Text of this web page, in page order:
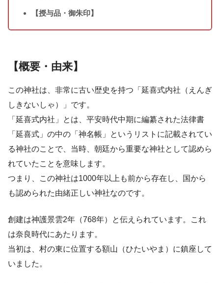
【授与品・御朱印】
【概要・由来】
この神社は、非常に古い歴史を持つ「延喜式内社（えんぎ
しきないしゃ）」です。
「延喜式内社」とは、平安時代中期に編纂された法律書
「延喜式」の中の「神名帳」というリストに記載されてい
る神社のことで、当時、朝廷から重要な神社として認めら
れていたことを意味します。
つまり、この神社は1000年以上も前から存在し、国から
も認められた由緒正しい神社なのです。
創建は神護景雲2年（768年）と伝えられています。これ
は奈良時代にあたります。
当初は、村の東に位置する額山（ひたいやま）に鎮座して
いました。